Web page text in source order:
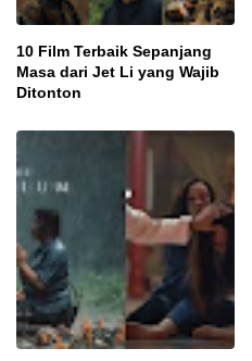
10 Film Terbaik Sepanjang
Masa dari Jet Li yang Wajib
Ditonton